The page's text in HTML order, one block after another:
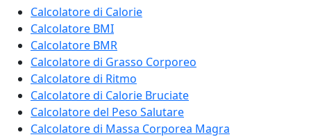
Calcolatore di Calorie
Calcolatore BMI
Calcolatore BMR
Calcolatore di Grasso Corporeo
Calcolatore di Ritmo
Calcolatore di Calorie Bruciate
Calcolatore del Peso Salutare
Calcolatore di Massa Corporea Magra